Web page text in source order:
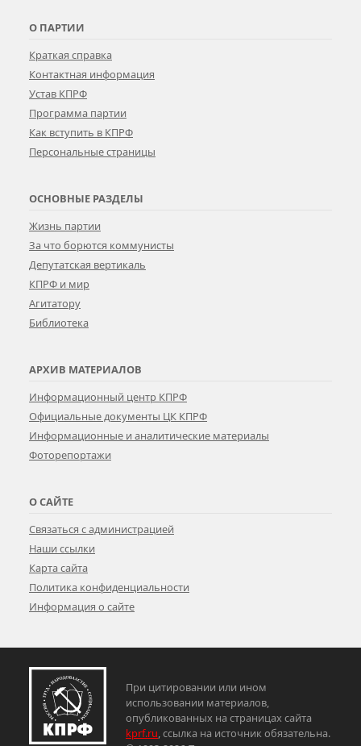
О ПАРТИИ
Краткая справка
Контактная информация
Устав КПРФ
Программа партии
Как вступить в КПРФ
Персональные страницы
ОСНОВНЫЕ РАЗДЕЛЫ
Жизнь партии
За что борются коммунисты
Депутатская вертикаль
КПРФ и мир
Агитатору
Библиотека
АРХИВ МАТЕРИАЛОВ
Информационный центр КПРФ
Официальные документы ЦК КПРФ
Информационные и аналитические материалы
Фоторепортажи
О САЙТЕ
Связаться с администрацией
Наши ссылки
Карта сайта
Политика конфиденциальности
Информация о сайте
При цитировании или ином
использовании материалов,
опубликованных на страницах сайта
kprf.ru, ссылка на источник обязательна.